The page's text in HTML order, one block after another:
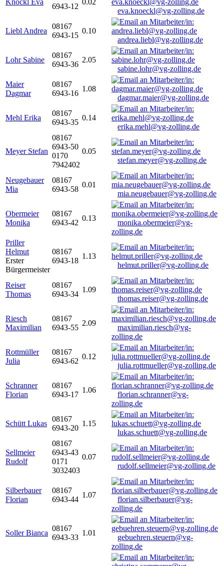
Knöckl Eva
6943-12
0.02
eva.knoeckl@vg-zolling.de
Liebl Andrea
08167
6943-15
0.10
andrea.liebl@vg-zolling.de
Lohr Sabine
08167
6943-36
2.05
sabine.lohr@vg-zolling.de
Maier
Dagmar
08167
6943-16
1.08
dagmar.maier@vg-zolling.de
Mehl Erika
08167
6943-35
0.14
erika.mehl@vg-zolling.de
Meyer Stefan
08167
6943-50
0170
7942402
0.05
stefan.meyer@vg-zolling.de
Neugebauer
Mia
08167
6943-58
0.01
mia.neugebauer@vg-zolling.de
Obermeier
Monika
08167
6943-42
0.13
monika.obermeier@vg-
zolling.de
Priller
Helmut
Erster
Bürgermeister
08167
6943-18
1.13
helmut.priller@vg-zolling.de
Reiser
Thomas
08167
6943-34
1.09
thomas.reiser@vg-zolling.de
Riesch
Maximilian
08167
6943-55
2.09
maximilian.riesch@vg-
zolling.de
Rottmüller
Julia
08167
6943-62
0.12
julia.rottmueller@vg-zolling.de
Schranner
Florian
08167
6943-17
1.06
florian.schranner@vg-
zolling.de
Schütt Lukas
08167
6943-20
1.15
lukas.schuett@vg-zolling.de
Sellmeier
Rudolf
08167
6943-43
0171
3032403
0.07
rudolf.sellmeier@vg-zolling.de
Silberbauer
Florian
08167
6943-44
1.07
florian.silberbauer@vg-
zolling.de
Soller Bianca
08167
6943-33
1.01
gebuehren.steuern@vg-
zolling.de